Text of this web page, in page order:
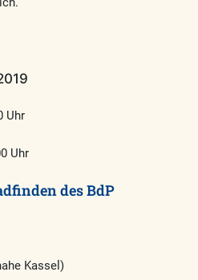
Uhr
Uhr
des BdP
Kassel)